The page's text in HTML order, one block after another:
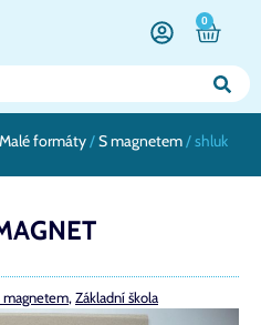
0
Malé formáty/S magnetem/ shluk
magnetem, Základní škola